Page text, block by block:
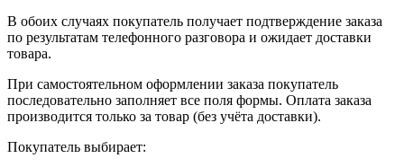
В обоих случаях покупатель получает подтверждение заказа
по результатам телефонного разговора и ожидает доставки
товара.
При самостоятельном оформлении заказа покупатель
последовательно заполняет все поля формы. Оплата заказа
производится только за товар (без учёта доставки).
Покупатель выбирает: